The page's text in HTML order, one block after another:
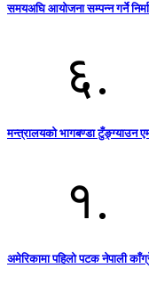
समयअघि आयोजना सम्पन्न गर्ने
६.
मन्त्रालयको भागबण्डा टुँङ्ग्याउन
१.
अमेरिकामा पहिलो पटक नेपाली